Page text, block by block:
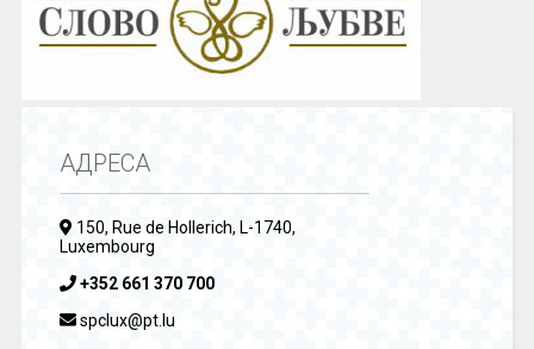
АДРЕСА
150, Rue de Hollerich, L-1740,
Luxembourg
+352 661 370 700
spclux@pt.lu